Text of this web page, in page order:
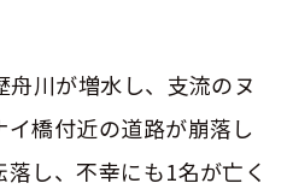
川が増水し、支流のヌ
橋付近の道路が崩落し
し、不幸にも1名が亡く